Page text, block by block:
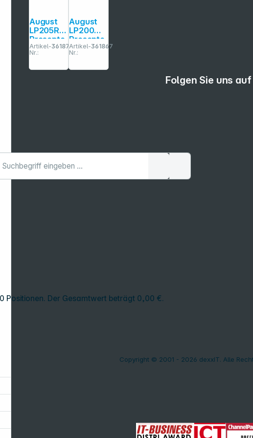
Positionen. Der Gesamtwert beträgt 0,00 €.
August
LP205R
Presente
r mit
Laserpoi
nter
Artikel-
Nr.:
361874
August
LP200
Presente
r mit
Laserpoi
Artikel-
Nr.:
361867
Folgen Sie uns auf
Copyright © 2001 - 2026 dexxIT. Alle